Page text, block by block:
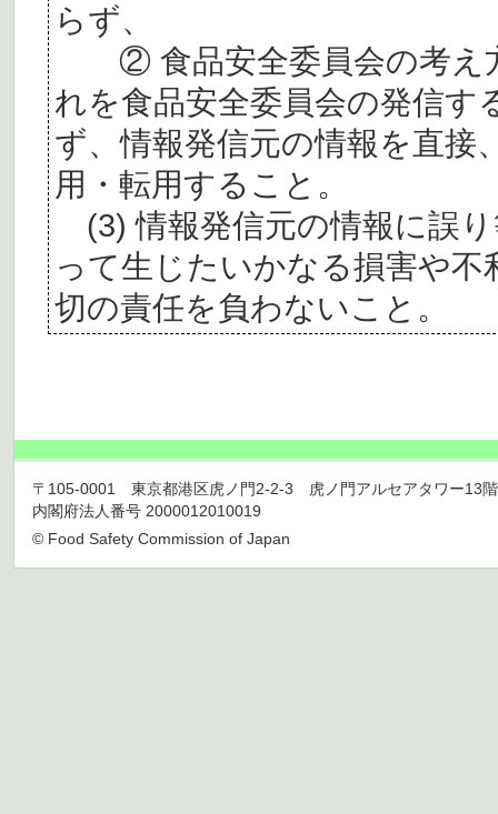
らず、
② 食品安全委員会の考え
れを食品安全委員会の発信す
ず、情報発信元の情報を直接
用・転用すること。
(3) 情報発信元の情報に誤
って生じたいかなる損害や
切の責任を負わないこと。
〒105-0001 東京都港区虎ノ門2-2-3 虎ノ門アルセアタワー13
内閣府法人番号 2000012010019
© Food Safety Commission of Japan